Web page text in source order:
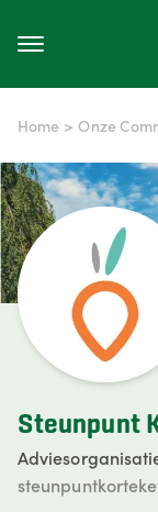
Home > Onze
Steunpunt